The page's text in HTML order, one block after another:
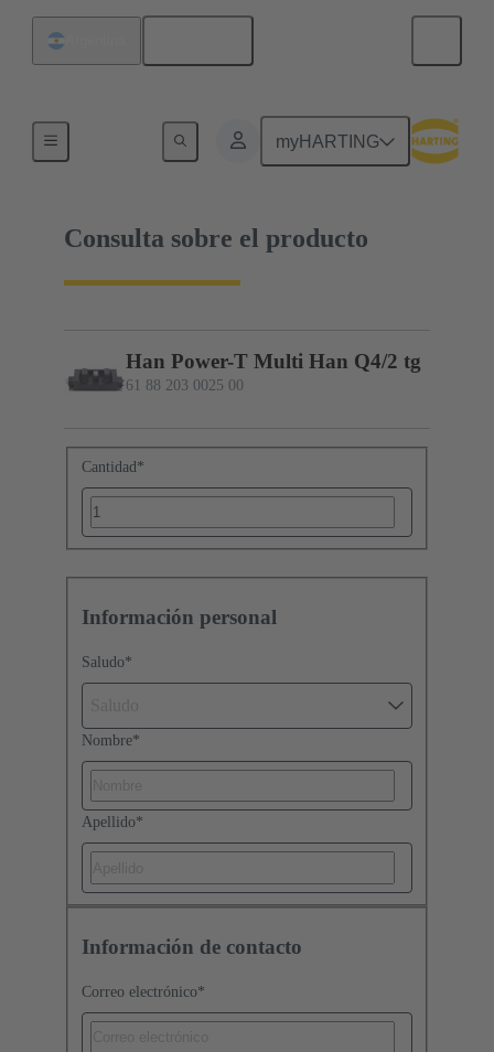
myHARTING
61 88 203 0025 00
Consulta sobre el producto
Han Power-T Multi Han Q4/2 tg
61 88 203 0025 00
Cantidad*
Información personal
Saludo*
Nombre*
Apellido*
Información de contacto
Correo electrónico*